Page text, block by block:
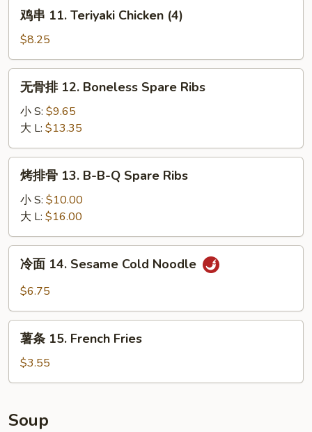
(4)
11.
Teriyaki
Chicken
(4)
鸡串 11. Teriyaki Chicken (4)
$8.25
12.
Boneless
Spare
Ribs
无骨排 12. Boneless Spare Ribs
小 S: $9.65
大 L: $13.35
13.
B-
B-
Spare
Ribs
烤排骨 13. B-B-Q Spare Ribs
小 S: $10.00
大 L: $16.00
14.
Cold
Noodle
冷面 14. Sesame Cold Noodle
$6.75
15.
French
薯条 15. French Fries
$3.55
Soup